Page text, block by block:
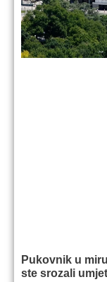
Pukovnik u
ste srozali